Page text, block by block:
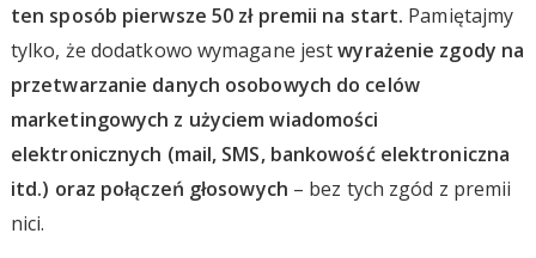
ten sposób pierwsze 50 zł premii na start. Pamiętajmy
tylko, że dodatkowo wymagane jestwyrażenie zgody na
przetwarzanie danych osobowych do celów
marketingowych z użyciem wiadomości
elektronicznych (mail, SMS, bankowość elektroniczna
itd.) oraz połączeń głosowych – bez tych zgód z premii
nici.